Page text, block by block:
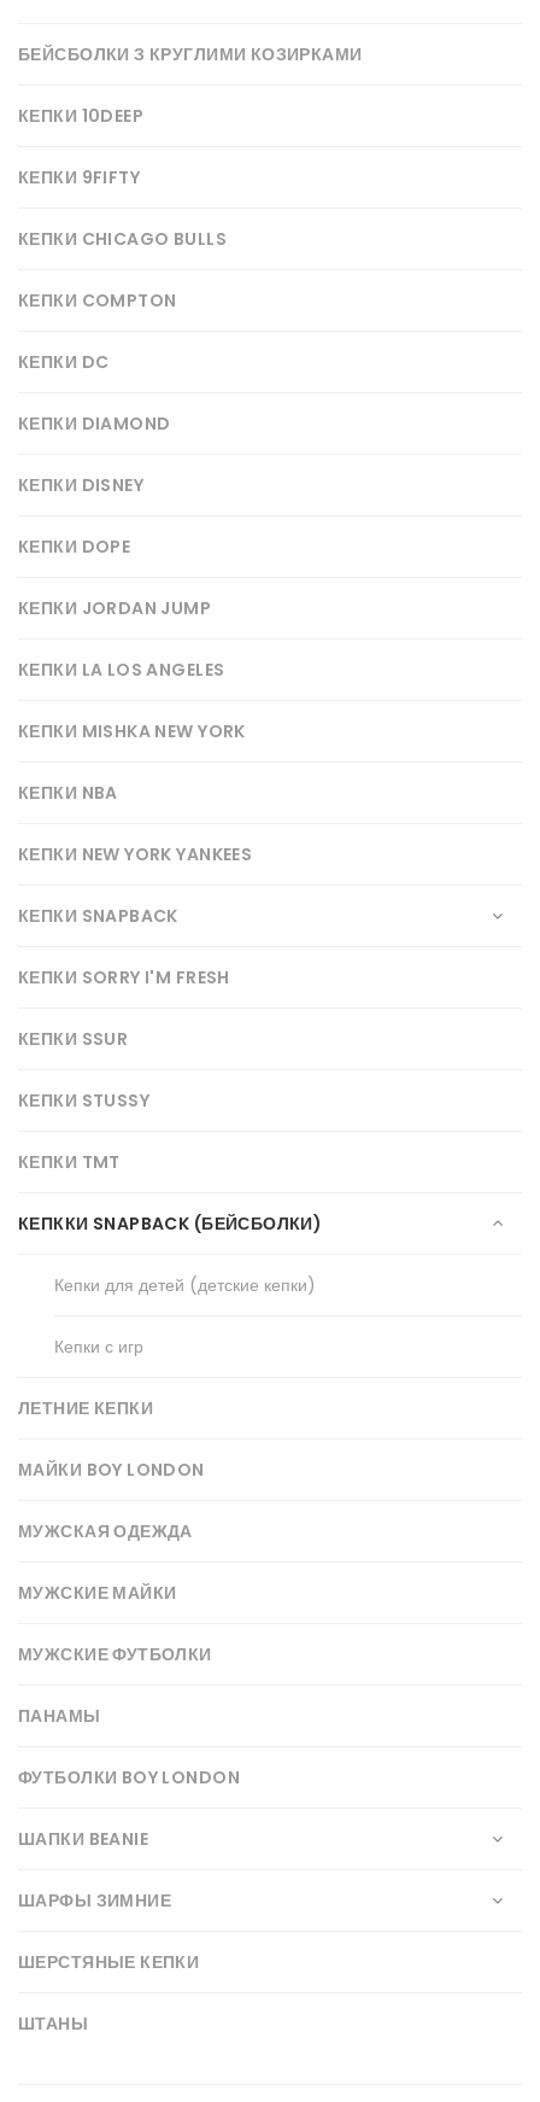
БЕЙСБОЛКИ З КРУГЛИМИ КОЗИРКАМИ
КЕПКИ 10DEEP
КЕПКИ 9FIFTY
КЕПКИ CHICAGO BULLS
КЕПКИ COMPTON
КЕПКИ DC
КЕПКИ DIAMOND
КЕПКИ DISNEY
КЕПКИ DOPE
КЕПКИ JORDAN JUMP
КЕПКИ LA LOS ANGELES
КЕПКИ MISHKA NEW YORK
КЕПКИ NBA
КЕПКИ NEW YORK YANKEES
КЕПКИ SNAPBACK
КЕПКИ SORRY I'M FRESH
КЕПКИ SSUR
КЕПКИ STUSSY
КЕПКИ TMT
КЕПККИ SNAPBACK (БЕЙСБОЛКИ)
Кепки для детей (детские кепки)
Кепки с игр
ЛЕТНИЕ КЕПКИ
МАЙКИ BOY LONDON
МУЖСКАЯ ОДЕЖДА
МУЖСКИЕ МАЙКИ
МУЖСКИЕ ФУТБОЛКИ
ПАНАМЫ
ФУТБОЛКИ BOY LONDON
ШАПКИ BEANIE
ШАРФЫ ЗИМНИЕ
ШЕРСТЯНЫЕ КЕПКИ
ШТАНЫ